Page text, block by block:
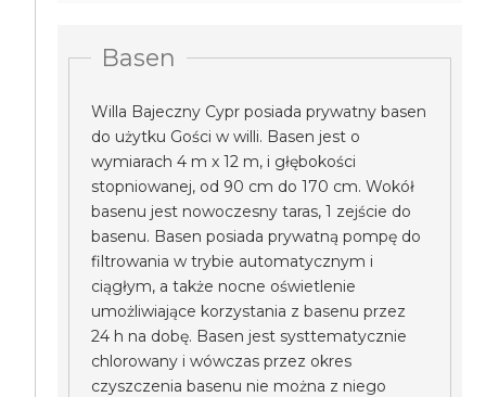
Basen
Willa Bajeczny Cypr posiada prywatny basen
do użytku Gości w willi. Basen jest o
wymiarach 4 m x 12 m, i głębokości
stopniowanej, od 90 cm do 170 cm. Wokół
basenu jest nowoczesny taras, 1 zejście do
basenu. Basen posiada prywatną pompę do
filtrowania w trybie automatycznym i
ciągłym, a także nocne oświetlenie
umożliwiające korzystania z basenu przez
24 h na dobę. Basen jest systtematycznie
chlorowany i wówczas przez okres
czyszczenia basenu nie można z niego